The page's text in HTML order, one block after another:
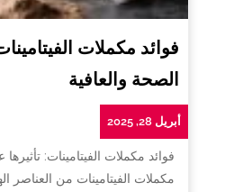
فوائد مكملات
الصحة والعافية
أبريل 28, 2025
فوائد مكملات الفيتامينات:
مكملات الفيتامينات من العناصر